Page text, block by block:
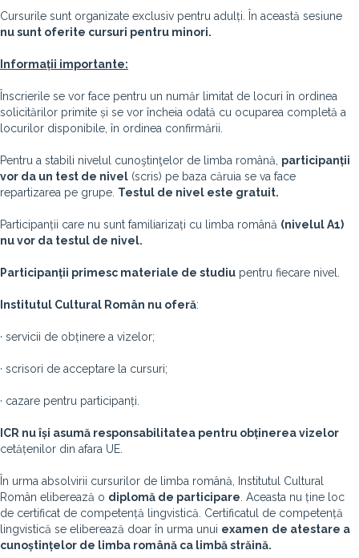
Cursurile sunt organizate exclusiv pentru adulți. În această sesiune
nu sunt oferite cursuri pentru minori.
Informații importante:
Înscrierile se vor face pentru un număr limitat de locuri în ordinea
solicitărilor primite și se vor încheia odată cu ocuparea completă a
locurilor disponibile, în ordinea confirmării.
Pentru a stabili nivelul cunoştinţelor de limba română, participanții
vor da un test de nivel (scris) pe baza căruia se va face
repartizarea pe grupe. Testul de nivel este gratuit.
Participanții care nu sunt familiarizați cu limba română (nivelul A1)
nu vor da testul de nivel.
Participanții primesc materiale de studiu pentru fiecare nivel.
Institutul Cultural Român nu oferă:
· servicii de obținere a vizelor;
· scrisori de acceptare la cursuri;
· cazare pentru participanți.
ICR nu își asumă responsabilitatea pentru obținerea vizelor
cetățenilor din afara UE.
În urma absolvirii cursurilor de limba română, Institutul Cultural
Român eliberează o diplomă de participare . Aceasta nu ține loc
de certificat de competență lingvistică. Certificatul de competență
lingvistică se eliberează doar în urma unui examen de atestare a
cunoștințelor de limba română ca limbă străină.